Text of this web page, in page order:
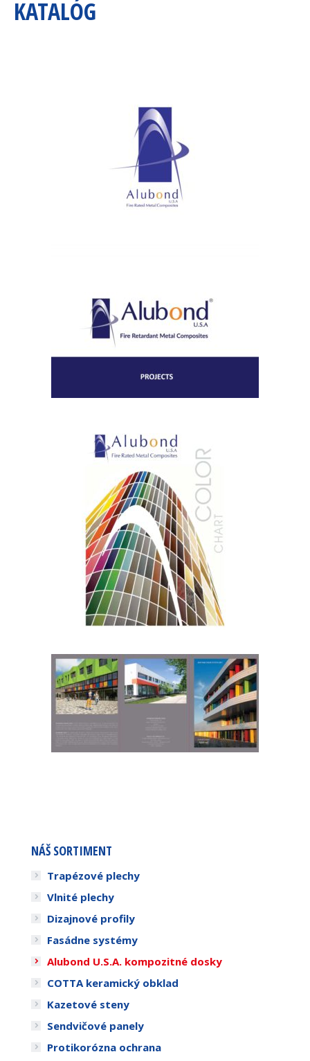
KATALÓG
NÁŠ SORTIMENT
Trapézové plechy
Vlnité plechy
Dizajnové profily
Fasádne systémy
Alubond U.S.A. kompozitné dosky
COTTA keramický obklad
Kazetové steny
Sendvičové panely
Protikorózna ochrana